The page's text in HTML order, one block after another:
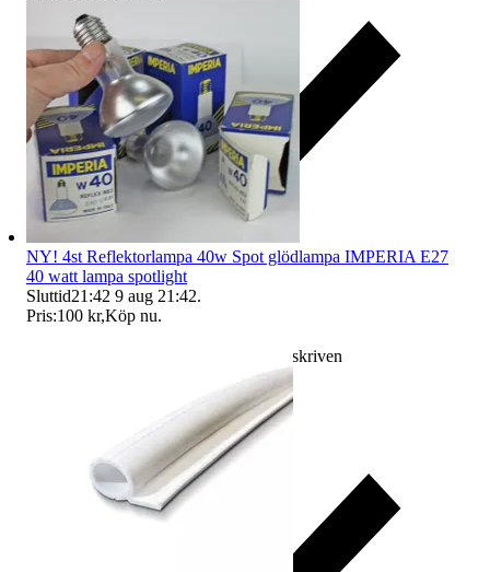
Ersättning om varan inte är som beskriven
NY! 4st Reflektorlampa 40w Spot glödlampa IMPERIA E27
40 watt lampa spotlight
Sluttid21:42 9 aug 21:42.
Pris:100 kr,Köp nu.